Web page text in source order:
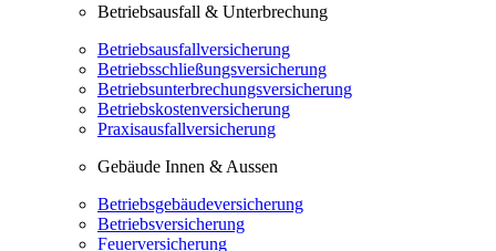
Betriebsausfall & Unterbrechung
Betriebsausfallversicherung
Betriebsschließungsversicherung
Betriebsunterbrechungsversicherung
Betriebskostenversicherung
Praxisausfallversicherung
Gebäude Innen & Aussen
Betriebsgebäudeversicherung
Betriebsversicherung
Feuerversicherung